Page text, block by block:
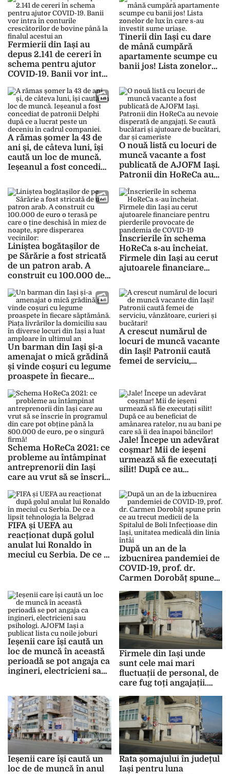
totală de 60 de milioane
de euro
Fermierii din Iași au
depus 2.141 de cereri în
schema pentru ajutor
COVID-19. Banii vor intra
de bovine până la finalul
acestui an
Tinerii din Iași cu dare
de mână cumpără
apartamente scumpe cu
banii jos! Lista zonelor
investit sume uriașe.
„Am fost forțați să facem
asta!”
A rămas șomer la 43 de
ani și, de câteva luni, își
caută un loc de muncă.
Ieșeanul a fost concediat
ce a lucrat peste un
deceniu în cadrul
companiei. „A fost greu
în această perioadă,
pentru că avem rate de
plătit!”
O nouă listă cu locuri de
muncă vacante a fost
publicată de AJOFM Iași.
Patronii din HoReCa au
angajați. Se caută
bucătari și ajutoare de
bucătari, dar și cameriste
Liniștea bogătașilor de
pe Sărărie a fost stricată
de un patron arab. A
construit cu 100.000 de
ține deschisă în miez de
noapte, spre disperarea
vecinilor: „Are pe cineva
în spate, pentru că
nimeni nu-i face nimic”
Înscrierile în schema
HoReCa s-au încheiat.
Firmele din Iași au cerut
ajutoarele financiare
provocate de pandemia
de COVID-19
Un barman din Iași și-a
amenajat o mică grădină
și vinde coșuri cu legume
proaspete în fiecare
livrărilor la domiciliu sau
în diverse locuri din Iași
a luat amploare în
ultimul an
A crescut numărul de
locuri de muncă vacante
din Iași! Patronii caută
femei de serviciu,
Schema HoReCa 2021: ce
probleme au întâmpinat
antreprenorii din Iași
care au vrut să se înscrie
pot obține până la
800.000 de euro, pe o
singură firmă!
Jale! Începe un adevărat
coșmar! Mii de ieșeni
urmează să fie executați
silit! După ce au
ratelor, nu au bani pe
care să îi dea înapoi
băncilor!
FIFA și UEFA au
reacționat după golul
anulat lui Ronaldo în
meciul cu Serbia. De ce a
După un an de la
izbucnirea pandemiei de
COVID-19, prof. dr.
Carmen Dorobăț spune
de la Spitalul de Boli
Infecțioase din Iași,
unitatea medicală din
linia întâi
Ieșenii care își caută un
loc de muncă în această
perioadă se pot angaja ca
ingineri, electricieni sau
joburi
Firmele din Iași unde
sunt cele mai mari
fluctuații de personal, de
care fug toți angajații.
sunt principalul motiv al
dezinteresului
potențialilor lucrători
Ieșenii care își caută un
loc de de muncă în anul
Rata șomajului în județul
Iași pentru luna